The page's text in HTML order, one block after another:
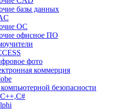
базы данных
ОС
офисное ПО
фото
коммерция
безопасности